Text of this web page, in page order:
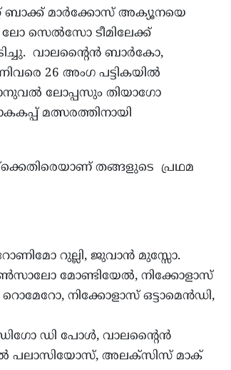
ബാക്ക് മാര്‍ക്കോസ് അക്യൂനയെ
ലോ സെല്‍സോ ടീമിലേക്ക്
വാലന്റൈന്‍ ബാര്‍കോ,
26 അംഗ പട്ടികയില്‍
ലോപ്പസും തിയാഗോ
മത്സരത്തിനായി
തങ്ങളുടെ പ്രഥമ
റുല്ലി, ജുവാന്‍ മുസ്സോ.
മോണ്ടിയേല്‍, നിക്കോളാസ്
റൊമേറോ, നിക്കോളാസ് ഒട്ടാമെന്‍ഡി,
ഡി പോള്‍, വാലന്റൈന്‍
പലാസിയോസ്, അലക്‌സിസ് മാക്